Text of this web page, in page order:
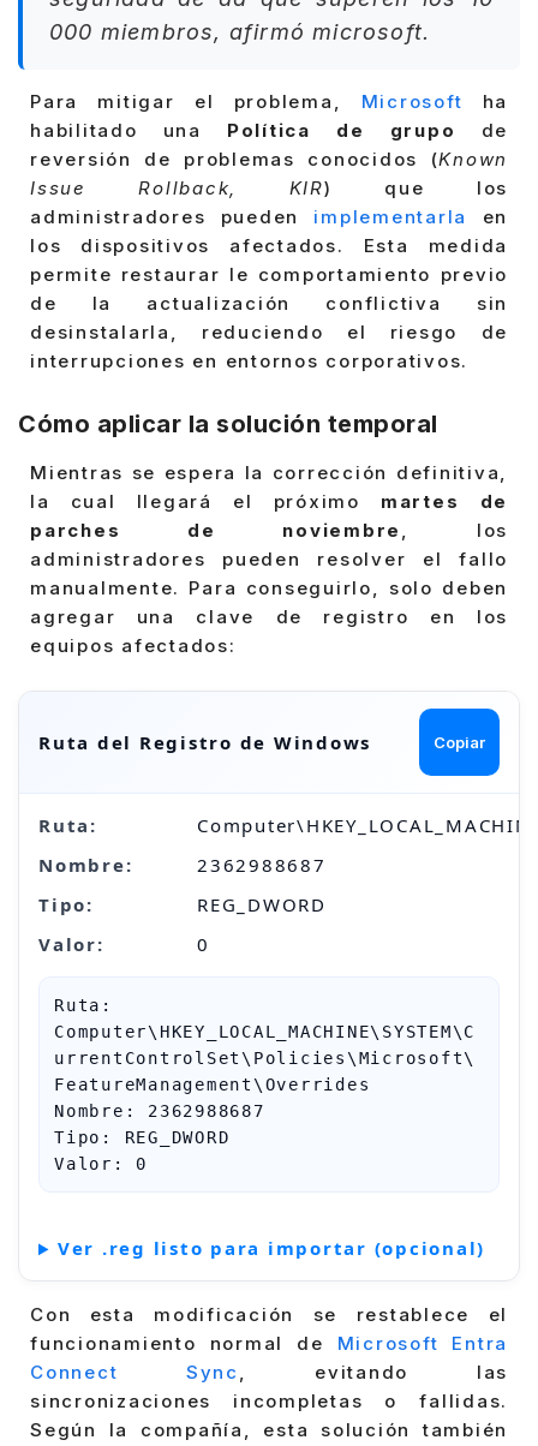
000 miembros, afirmó microsoft.
Para mitigar el problema, Microsoft ha
habilitado una
Política de grupo
de
reversión de problemas conocidos (Known
Issue Rollback, KIR) que los
administradores pueden implementarla
en
los dispositivos afectados. Esta medida
permite restaurar le comportamiento previo
de la actualización conflictiva sin
desinstalarla, reduciendo el riesgo de
interrupciones en entornos corporativos.
Cómo aplicar la solución temporal
Mientras se espera la corrección definitiva,
la cual llegará el próximo martes de
parches de noviembre , los
administradores pueden resolver el fallo
manualmente. Para conseguirlo, solo deben
agregar una clave de registro en los
equipos afectados:
Ruta del Registro de Windows Copiar
Ruta:
Nombre:
2362988687
Tipo:
REG_DWORD
Valor:
0
Ruta:
Computer\HKEY_LOCAL_MACHINE\SYSTEM\C
urrentControlSet\Policies\Microsoft\
FeatureManagement\Overrides
Nombre: 2362988687
Tipo: REG_DWORD
Valor: 0
Ver .reg listo para importar (opcional)
Con esta modificación se restablece el
funcionamiento normal de Microsoft Entra
Connect Sync , evitando las
sincronizaciones incompletas o fallidas.
Según la compañía, esta solución también